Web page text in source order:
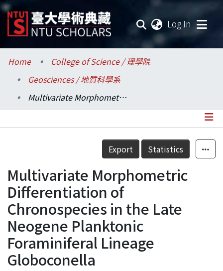
Log In
Communities & Collections
Research Outputs
Statistics
Home
College of Science / 理學院
Geosciences / 地質科學系
Multivariate Morphometric Differentiation of Chronospecies in the Late Neogene Planktonic Foraminiferal Lineage Globoconella
Details
Export Statistics
Multivariate Morphometric
Differentiation of
Chronospecies in the Late
Neogene Planktonic
Foraminiferal Lineage
Globoconella